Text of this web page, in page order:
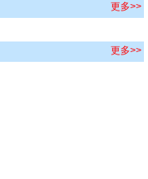
更多>>
更多>>